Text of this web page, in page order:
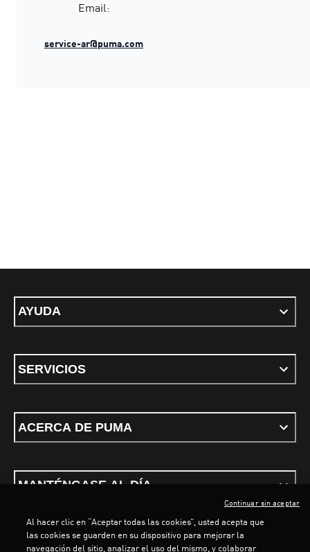
Email:
service-ar@puma.com
AYUDA
SERVICIOS
ACERCA DE PUMA
MANTÉNGASE AL DÍA
Al hacer clic en “Aceptar todas las cookies”, usted acepta que
las cookies se guarden en su dispositivo para mejorar la
navegación del sitio, analizar el uso del mismo, y colaborar
Continuar sin aceptar